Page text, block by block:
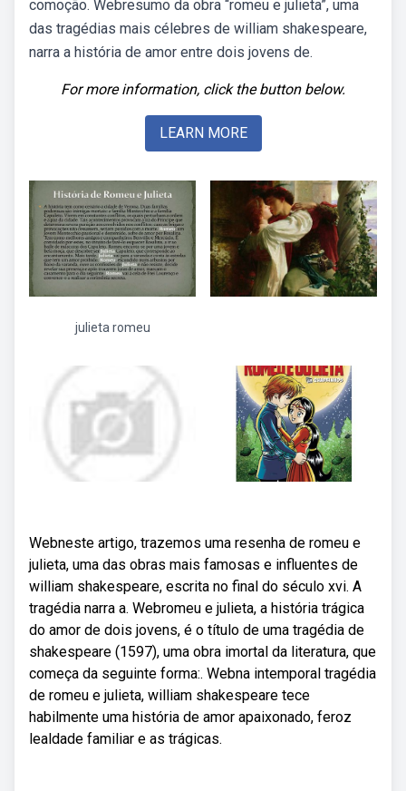
comoção. Webresumo da obra “romeu e julieta”, uma
das tragédias mais célebres de william shakespeare,
narra a história de amor entre dois jovens de.
For more information, click the button below.
LEARN MORE
julieta romeu
Webneste artigo, trazemos uma resenha de romeu e
julieta, uma das obras mais famosas e influentes de
william shakespeare, escrita no final do século xvi. A
tragédia narra a. Webromeu e julieta, a história trágica
do amor de dois jovens, é o título de uma tragédia de
shakespeare (1597), uma obra imortal da literatura, que
começa da seguinte forma:. Webna intemporal tragédia
de romeu e julieta, william shakespeare tece
habilmente uma história de amor apaixonado, feroz
lealdade familiar e as trágicas.